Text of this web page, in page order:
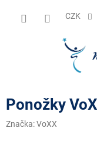
CZK
Ponožky
Značka:VoXX